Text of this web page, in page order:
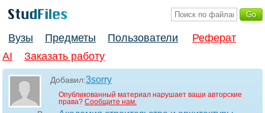
Вузы Предметы Пользователи
Реферат
AI
Заказать работу
Добавил:3sorry
Опубликованный материал нарушает ваши авторские
права? Сообщите нам.